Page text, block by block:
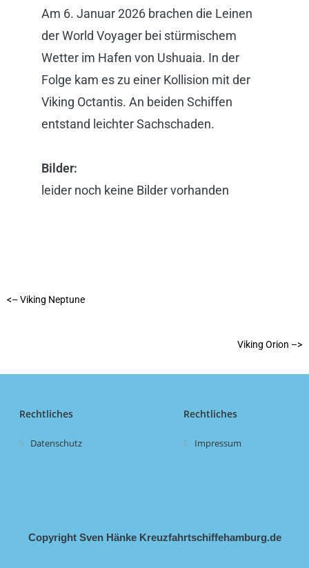
Am 6. Januar 2026 brachen die Leinen
der World Voyager bei stürmischem
Wetter im Hafen von Ushuaia. In der
Folge kam es zu einer Kollision mit der
Viking Octantis. An beiden Schiffen
entstand leichter Sachschaden.
Bilder:
leider noch keine Bilder vorhanden
<– Viking Neptune
Viking Orion –>
Rechtliches
Datenschutz
Rechtliches
Impressum
Copyright Sven Hänke Kreuzfahrtschiffehamburg.de